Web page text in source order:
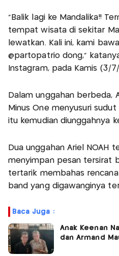
"Balik lagi ke Mandalika!!
tempat wisata di sekitar
lewatkan. Kali ini, kami
@partopatrio dong,”
Instagram, pada Kamis (3/
Dalam unggahan berbeda,
Minus One menyusuri
itu kemudian diunggahnya
Dua unggahan Ariel NOAH
menyimpan pesan tersirat
tertarik membahas rencana
band yang digawanginya
Baca Juga :
Anak Keenan
dan Armand